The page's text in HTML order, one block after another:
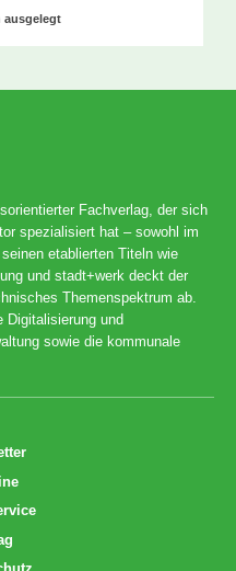
ausgelegt
Fachverlag, der sich
spezialisiert hat – sowohl im
etablierten Titeln wie
und stadt+werk deckt der
Themenspektrum ab.
Digitalisierung und
sowie die kommunale